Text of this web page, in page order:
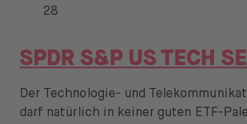
28
SPDR S&P US TECH
Der Technologie- und
darf natürlich in keiner guten ETF-